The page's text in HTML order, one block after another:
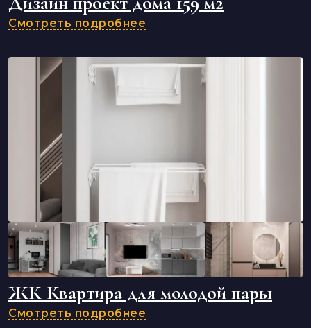
Смотреть подробнее
ЖК Квартира для молодой пары
Смотреть подробнее